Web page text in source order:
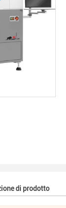
di prodotto